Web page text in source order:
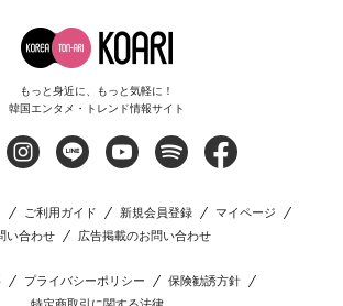
もっと身近に、もっと気軽に！
韓国エンタメ・トレンド情報サイト
ご利用ガイド 新規会員登録
マイページ
い合わせ
広告掲載のお問い合わせ
プライバシーポリシー
保険勧誘方針